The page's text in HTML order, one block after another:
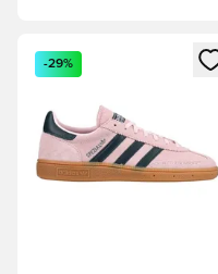
Megnyit egy modált a
-29%